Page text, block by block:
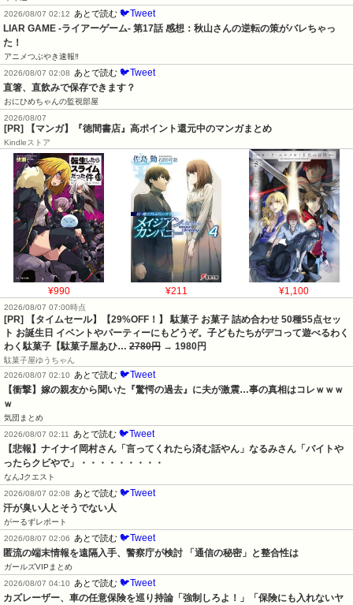
2026/08/07 02:12
あとで読む 🐦Tweet
LIAR GAME -ライアーゲーム- 第17話 感想：秋山さんの逆転の策がバレちゃっ
た！
アニメつぶやき速報‼︎
2026/08/07 02:08
あとで読む 🐦Tweet
直箸、直飲みで保存できます？
おにひめちゃんの監視部屋
2026/08/07
[PR] 【マンガ】『徳間書店』高ポイント還元中のマンガまとめ
Kindleストア
¥990 ¥211 ¥1,100
2026/08/07 07:00時点
[PR] 【タイムセール】【29%OFF！】 駄菓子 お菓子 詰め合わせ 50種55点セッ
ト お誕生日 イベントやパーティーにもどうぞ。子どもたちがデコって遊べるわく
わく駄菓子【駄菓子屋あひ… 2780円 → 1980円
駄菓子屋ゆうちゃん
2026/08/07 02:10
あとで読む 🐦Tweet
【衝撃】嫁の親友から聞いた『驚愕の過去』に夫が激震…事の真相はコレｗｗｗ
ｗ
気団まとめ
2026/08/07 02:11
あとで読む 🐦Tweet
【悲報】ナイナイ岡村さん「言ってくれたら済む話やん」なるみさん「バイトや
ったらクビやで」・・・・・・・・・
なんJクエスト
2026/08/07 02:08
あとで読む 🐦Tweet
汗が臭い人とそうでない人
がーるずレポート
2026/08/07 02:06
あとで読む 🐦Tweet
匿流の端末情報を遠隔入手、警察庁が検討 「通信の秘密」と整合性は
ガールズVIPまとめ
2026/08/07 04:10
あとで読む 🐦Tweet
カズレーザー、車の任意保険を巡り持論「強制しろよ！」「保険にも入れないヤ